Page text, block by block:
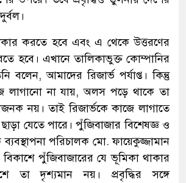
করতে হবে এবং এ থেকে উত্তরণের
হবে। এখানে তালিকাভুক্ত কোম্পানির
বলেন, আমাদের রিজার্ভ পর্যাপ্ত। কিন্তু
লাগানো না যায়, অলস পড়ে থাকে তা
নয়। তাই রিজার্ভকে কাজে লাগাতে
ছাড়া যেতে পারে। পুঁজিবাজার বিশেষজ্ঞ ও
পরিচালক মো. ফায়েকুজ্জামান
পুঁজিবাজারের যে ভূমিকা থাকার
তা দৃশ্যমান নয়। প্রবৃদ্ধির সঙ্গে